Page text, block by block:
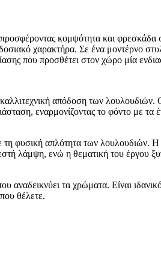
κομψότητα και
χαρακτήρα. Σε ένα μοντέρνο
που προσθέτει στον χώρο μία
απόδοση των
εναρμονίζοντας το φόντο με
φυσική απλότητα των λουλουδιών.
λάμψη, ενώ η θεματική του έργου
τα χρώματα. Είναι
θέλετε.